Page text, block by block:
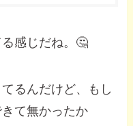
感じだね。🤔
るんだけど、もし
て無かったか